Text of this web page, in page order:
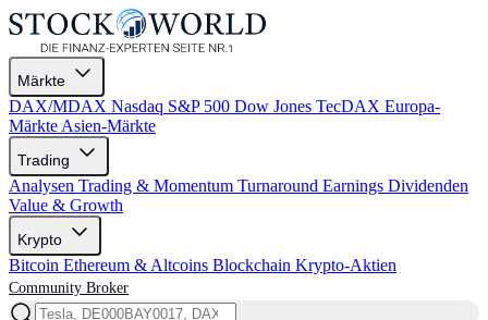
Märkte
DAX/MDAX Nasdaq S&P 500 Dow Jones TecDAX Europa-
Märkte Asien-Märkte
Trading
Analysen Trading & Momentum Turnaround Earnings Dividenden
Value & Growth
Krypto
Bitcoin Ethereum & Altcoins Blockchain Krypto-Aktien
Community Broker